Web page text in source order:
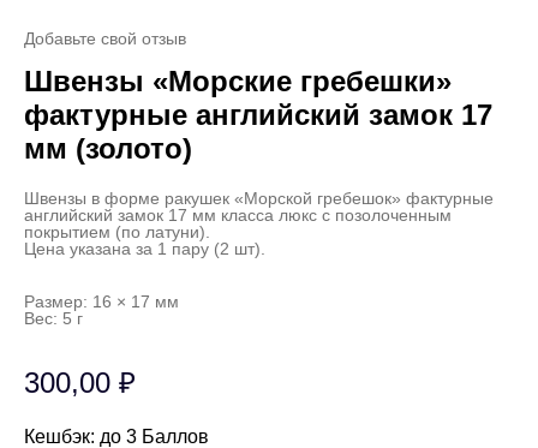
Добавьте свой отзыв
Швензы «Морские гребешки»
фактурные английский замок 17
мм (золото)
Швензы в форме ракушек «Морской гребешок» фактурные
английский замок 17 мм класса люкс с позолоченным
покрытием (по латуни).
Цена указана за 1 пару (2 шт).
Размер: 16 × 17 мм
Вес: 5 г
300,00 ₽
Кешбэк: до 3 Баллов